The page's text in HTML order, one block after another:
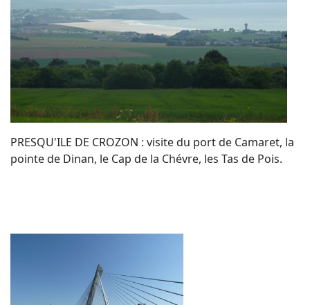
PRESQU'ILE DE CROZON : visite du port de Camaret, la
pointe de Dinan, le Cap de la Chévre, les Tas de Pois.